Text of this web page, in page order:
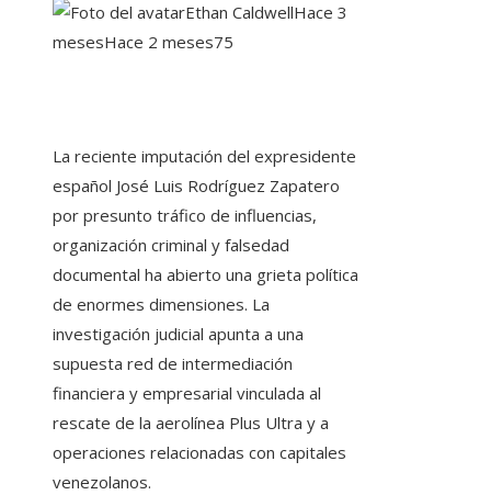
Ethan CaldwellHace 3
mesesHace 2 meses75
La reciente imputación del expresidente
español José Luis Rodríguez Zapatero
por presunto tráfico de influencias,
organización criminal y falsedad
documental ha abierto una grieta política
de enormes dimensiones. La
investigación judicial apunta a una
supuesta red de intermediación
financiera y empresarial vinculada al
rescate de la aerolínea Plus Ultra y a
operaciones relacionadas con capitales
venezolanos.